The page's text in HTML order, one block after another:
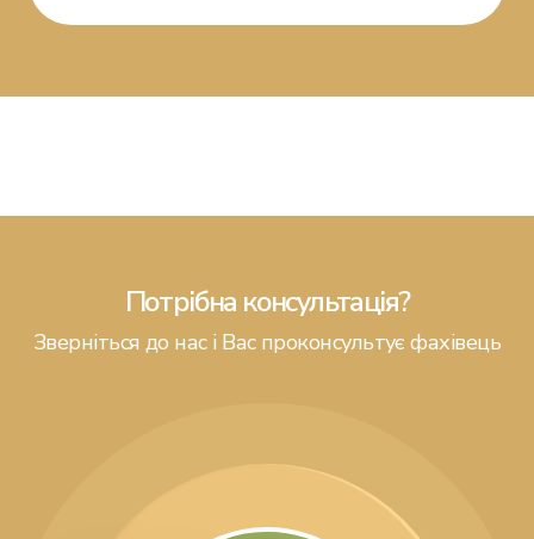
Потрібна консультація?
Зверніться до нас і Вас проконсультує фахівець